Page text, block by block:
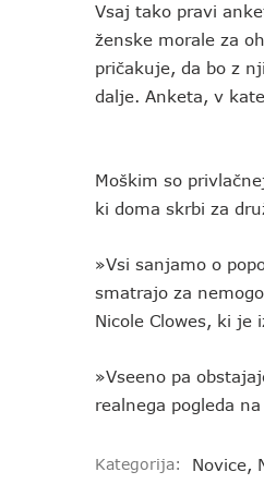
Vsaj tako pravi
ženske morale za
pričakuje, da bo z
dalje. Anketa, v
Moškim so
ki doma skrbi za
»Vsi sanjamo o
smatrajo za
Nicole Clowes, ki je
»Vseeno pa
realnega pogleda
Kategorija: Novice,